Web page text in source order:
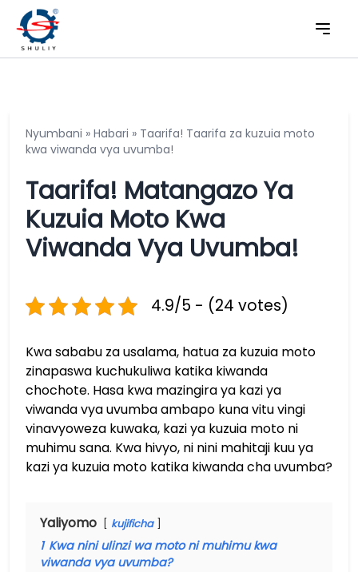
Nyumbani » Habari » Taarifa! Taarifa za kuzuia moto
kwa viwanda vya uvumba!
Taarifa! Matangazo Ya
Kuzuia Moto Kwa
Viwanda Vya Uvumba!
4.9/5 - (24 votes)
Kwa sababu za usalama, hatua za kuzuia moto
zinapaswa kuchukuliwa katika kiwanda
chochote. Hasa kwa mazingira ya kazi ya
viwanda vya uvumba ambapo kuna vitu vingi
vinavyoweza kuwaka, kazi ya kuzuia moto ni
muhimu sana. Kwa hivyo, ni nini mahitaji kuu ya
kazi ya kuzuia moto katika kiwanda cha uvumba?
Yaliyomo kujificha
1 Kwa nini ulinzi wa moto ni muhimu kwa
viwanda vya uvumba?